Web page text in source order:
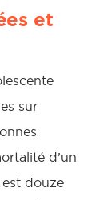
et
sur
d’un
est douze